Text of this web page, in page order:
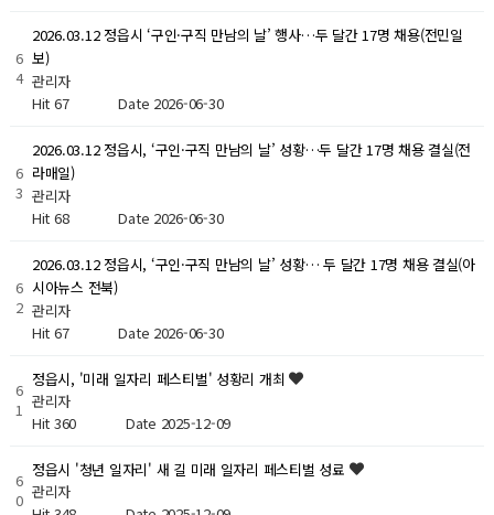
6
4
2026.03.12 정읍시 ‘구인·구직 만남의 날’ 행사…두 달간 17명 채용(전민일
보)
관리자
Hit 67Date 2026-06-30
6
3
2026.03.12 정읍시, ‘구인·구직 만남의 날’ 성황…두 달간 17명 채용 결실(전
라매일)
관리자
Hit 68Date 2026-06-30
6
2
2026.03.12 정읍시, ‘구인·구직 만남의 날’ 성황… 두 달간 17명 채용 결실(아
시아뉴스 전북)
관리자
Hit 67Date 2026-06-30
6
1
정읍시, '미래 일자리 페스티벌' 성황리 개최
관리자
Hit 360Date 2025-12-09
6
0
정읍시 '청년 일자리' 새 길 미래 일자리 페스티벌 성료
관리자